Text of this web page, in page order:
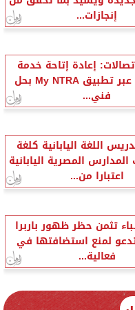
إنجازات...
إعادة إتاحة خدمة
«أرقامي» عبر تطبيق My NTRA بحل
فني...
اللغة اليابانية كلغة
المدارس المصرية اليابانية
اعتبارا من...
تثمن حظر ظهور باربرا
لمنع استضافتها في
فعالية...